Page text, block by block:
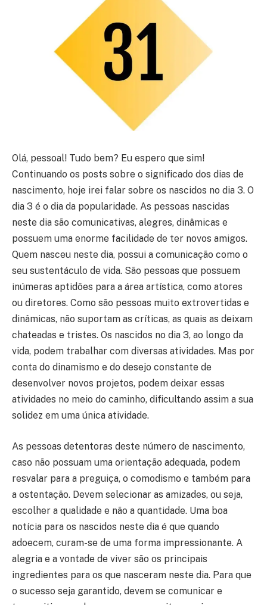
Olá, pessoal! Tudo bem? Eu espero que sim!
Continuando os posts sobre o significado dos dias de
nascimento, hoje irei falar sobre os nascidos no dia 3. O
dia 3 é o dia da popularidade. As pessoas nascidas
neste dia são comunicativas, alegres, dinâmicas e
possuem uma enorme facilidade de ter novos amigos.
Quem nasceu neste dia, possui a comunicação como o
seu sustentáculo de vida. São pessoas que possuem
inúmeras aptidões para a área artística, como atores
ou diretores. Como são pessoas muito extrovertidas e
dinâmicas, não suportam as críticas, as quais as deixam
chateadas e tristes. Os nascidos no dia 3, ao longo da
vida, podem trabalhar com diversas atividades. Mas por
conta do dinamismo e do desejo constante de
desenvolver novos projetos, podem deixar essas
atividades no meio do caminho, dificultando assim a sua
solidez em uma única atividade.
As pessoas detentoras deste número de nascimento,
caso não possuam uma orientação adequada, podem
resvalar para a preguiça, o comodismo e também para
a ostentação. Devem selecionar as amizades, ou seja,
escolher a qualidade e não a quantidade. Uma boa
notícia para os nascidos neste dia é que quando
adoecem, curam-se de uma forma impressionante. A
alegria e a vontade de viver são os principais
ingredientes para os que nasceram neste dia. Para que
o sucesso seja garantido, devem se comunicar e